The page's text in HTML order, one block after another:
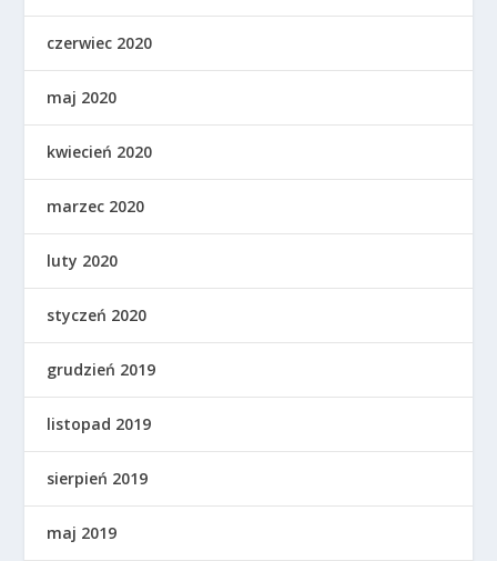
czerwiec 2020
maj 2020
kwiecień 2020
marzec 2020
luty 2020
styczeń 2020
grudzień 2019
listopad 2019
sierpień 2019
maj 2019